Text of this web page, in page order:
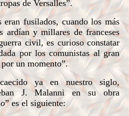
de Versalles”.
fusilados, cuando los más
ardían y millares de franceses
civil, es curioso constatar
por los comunistas al gran
un momento”.
ya en nuestro siglo,
J. Malanni en su obra
” es el siguiente: